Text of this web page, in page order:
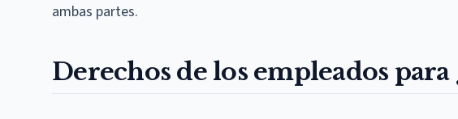
ambas partes.
Derechos de los empleados